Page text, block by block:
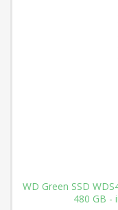
WD Green SSD
480 GB -